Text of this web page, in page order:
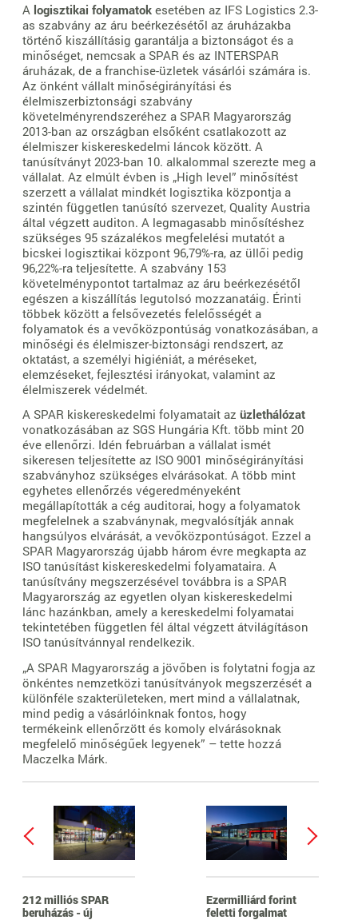
A logisztikai folyamatok esetében az IFS Logistics 2.3-
as szabvány az áru beérkezésétől az áruházakba
történő kiszállításig garantálja a biztonságot és a
minőséget, nemcsak a SPAR és az INTERSPAR
áruházak, de a franchise-üzletek vásárlói számára is.
Az önként vállalt minőségirányítási és
élelmiszerbiztonsági szabvány
követelményrendszeréhez a SPAR Magyarország
2013-ban az országban elsőként csatlakozott az
élelmiszer kiskereskedelmi láncok között. A
tanúsítványt 2023-ban 10. alkalommal szerezte meg a
vállalat. Az elmúlt évben is „High level” minősítést
szerzett a vállalat mindkét logisztika központja a
szintén független tanúsító szervezet, Quality Austria
által végzett auditon. A legmagasabb minősítéshez
szükséges 95 százalékos megfelelési mutatót a
bicskei logisztikai központ 96,79%-ra, az üllői pedig
96,22%-ra teljesítette. A szabvány 153
követelménypontot tartalmaz az áru beérkezésétől
egészen a kiszállítás legutolsó mozzanatáig. Érinti
többek között a felsővezetés felelősségét a
folyamatok és a vevőközpontúság vonatkozásában, a
minőségi és élelmiszer-biztonsági rendszert, az
oktatást, a személyi higiéniát, a méréseket,
elemzéseket, fejlesztési irányokat, valamint az
élelmiszerek védelmét.
A SPAR kiskereskedelmi folyamatait az üzlethálózat
vonatkozásában az SGS Hungária Kft. több mint 20
éve ellenőrzi. Idén februárban a vállalat ismét
sikeresen teljesítette az ISO 9001 minőségirányítási
szabványhoz szükséges elvárásokat. A több mint
egyhetes ellenőrzés végeredményeként
megállapították a cég auditorai, hogy a folyamatok
megfelelnek a szabványnak, megvalósítják annak
hangsúlyos elvárását, a vevőközpontúságot. Ezzel a
SPAR Magyarország újabb három évre megkapta az
ISO tanúsítást kiskereskedelmi folyamataira. A
tanúsítvány megszerzésével továbbra is a SPAR
Magyarország az egyetlen olyan kiskereskedelmi
lánc hazánkban, amely a kereskedelmi folyamatai
tekintetében független fél által végzett átvilágításon
ISO tanúsítvánnyal rendelkezik.
„A SPAR Magyarország a jövőben is folytatni fogja az
önkéntes nemzetközi tanúsítványok megszerzését a
különféle szakterületeken, mert mind a vállalatnak,
mind pedig a vásárlóinknak fontos, hogy
termékeink ellenőrzött és komoly elvárásoknak
megfelelő minőségűek legyenek” – tette hozzá
Maczelka Márk.
212 milliós SPAR
beruházás - új
Ezermilliárd forint
feletti forgalmat